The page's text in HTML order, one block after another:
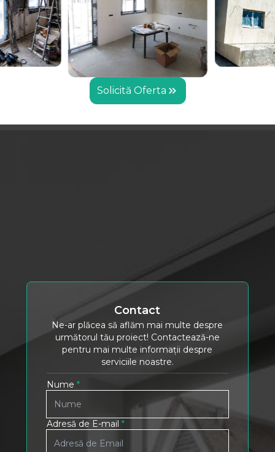
Solicită Oferta
Contact
Ne-ar plăcea să aflăm mai multe despre
următorul tău proiect! Contactează-ne
pentru mai multe informații despre
serviciile noastre.
Nume *
Adresă de E-mail *